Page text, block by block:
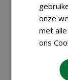
BSI
onze
met
ons